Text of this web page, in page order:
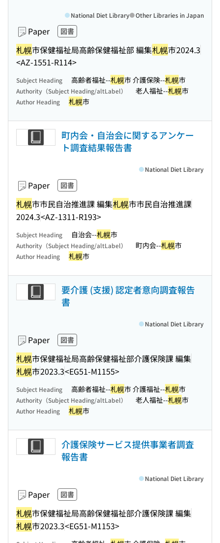
Paper 図書
札幌市保健福祉局高齢保健福祉部 編集札幌市2024.3
<AZ-1551-R114>
National Diet Library Other Libraries in Japan
Subject Heading 高齢者福祉--札幌市 介護保険--札幌市
Authority（Subject Heading/altLabel） 老人福祉--札幌市
Author Heading 札幌市
町内会・自治会に関するアンケー
ト調査結果報告書
Paper 図書
札幌市市民自治推進課 編集札幌市市民自治推進課
2024.3<AZ-1311-R193>
National Diet Library
Subject Heading 自治会--札幌市
Authority（Subject Heading/altLabel） 町内会--札幌市
Author Heading 札幌市
要介護 (支援) 認定者意向調査報告
書
Paper 図書
札幌市保健福祉局高齢保健福祉部介護保険課 編集
札幌市2023.3<EG51-M1155>
National Diet Library
Subject Heading 高齢者福祉--札幌市 介護福祉--札幌市
Authority（Subject Heading/altLabel） 老人福祉--札幌市
Author Heading 札幌市
介護保険サービス提供事業者調査
報告書
Paper 図書
札幌市保健福祉局高齢保健福祉部介護保険課 編集
札幌市2023.3<EG51-M1153>
National Diet Library